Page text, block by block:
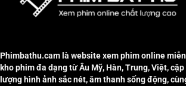
Phimbathu.cam là website xem phim online
kho phim đa dạng từ Âu Mỹ, Hàn, Trung, Việt,
lượng hình ảnh sắc nét, âm thanh sống động,